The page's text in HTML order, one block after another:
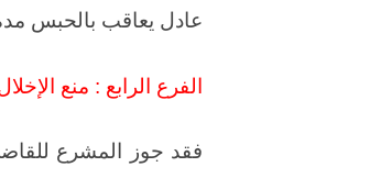
عادل يعاقب بالحبس مدة
الفرع الرابع : منع
فقد جوز المشرع